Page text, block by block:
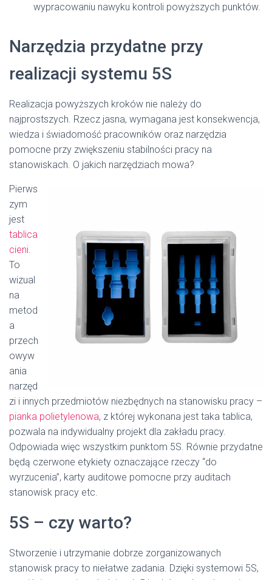
wypracowaniu nawyku kontroli powyższych punktów.
Narzędzia przydatne przy
realizacji systemu 5S
Realizacja powyższych kroków nie należy do
najprostszych. Rzecz jasna, wymagana jest konsekwencja,
wiedza i świadomość pracowników oraz narzędzia
pomocne przy zwiększeniu stabilności pracy na
stanowiskach. O jakich narzędziach mowa?
Pierws
zym
jest
tablica
cieni.
To
wizual
na
metod
a
przech
owyw
ania
narzęd
zi i innych przedmiotów niezbędnych na stanowisku pracy –
pianka polietylenowa, z której wykonana jest taka tablica,
pozwala na indywidualny projekt dla zakładu pracy.
Odpowiada więc wszystkim punktom 5S. Równie przydatne
będą czerwone etykiety oznaczające rzeczy “do
wyrzucenia”, karty auditowe pomocne przy auditach
stanowisk pracy etc.
5S – czy warto?
Stworzenie i utrzymanie dobrze zorganizowanych
stanowisk pracy to niełatwe zadania. Dzięki systemowi 5S,